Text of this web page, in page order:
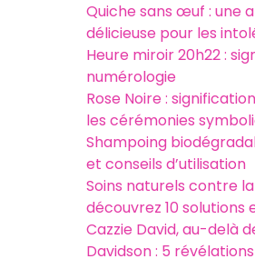
Quiche sans œuf : une
délicieuse pour les
Heure miroir 20h22 :
numérologie
Rose Noire :
les cérémonies
Shampoing
et conseils d’utilisation
Soins naturels contre
découvrez 10 solutions
Cazzie David, au-delà
Davidson : 5 révélations